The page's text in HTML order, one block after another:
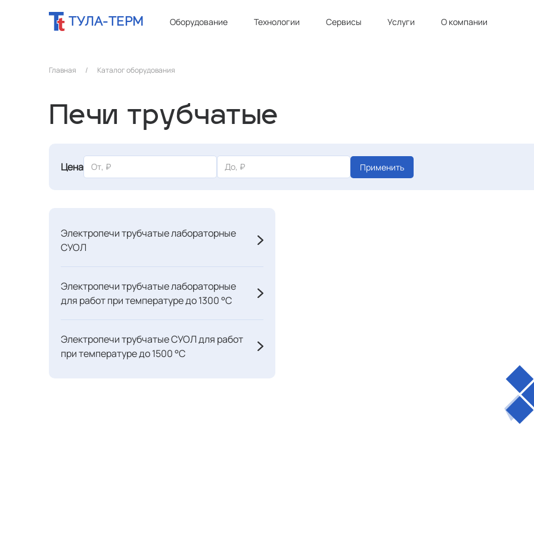
ТУЛА-ТЕРМ Оборудование Технологии Сервисы Услуги О компании
Главная / Каталог оборудования
Печи трубчатые
Цена Применить
Электропечи трубчатые лабораторные
СУОЛ
Электропечи трубчатые лабораторные
для работ при температуре до 1300 °C
Электропечи трубчатые СУОЛ для работ
при температуре до 1500 °С